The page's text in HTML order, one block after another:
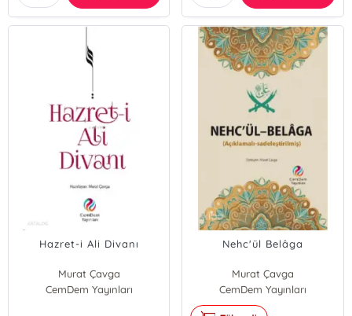
Hazret-i Ali Divanı
Murat Çavga
CemDem Yayınları
Nehc'ül Belâga
Murat Çavga
CemDem Yayınları